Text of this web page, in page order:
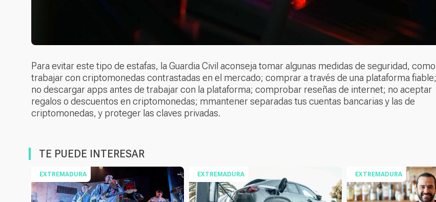
Para evitar este tipo de estafas, la Guardia Civil aconseja tomar algunas medidas de seguridad, como
trabajar con criptomonedas contrastadas en el mercado; comprar a través de una plataforma fiable;
no descargar apps antes de trabajar con la plataforma; comprobar reseñas de internet; no aceptar
regalos o descuentos en criptomonedas; mmantener separadas tus cuentas bancarias y las de
criptomonedas, y proteger las claves privadas.
TE PUEDE INTERESAR
EXTREMADURA EXTREMADURA EXTREMADURA